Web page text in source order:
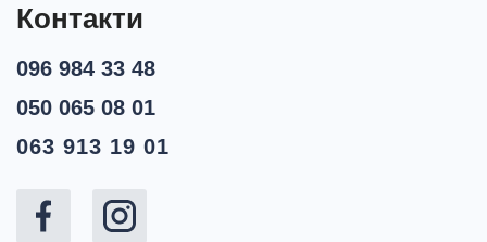
Контакти
096 984 33 48
050 065 08 01
063 913 19 01